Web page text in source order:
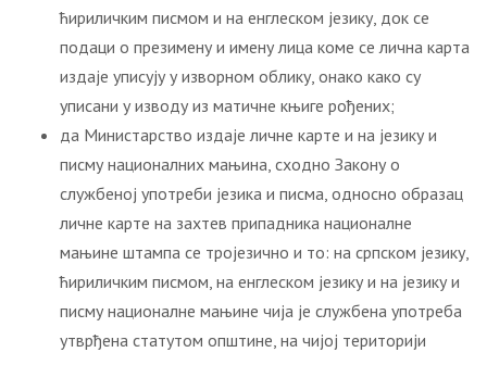
ћириличким писмом и на енглеском језику, док се
подаци о презимену и имену лица коме се лична карта
издаје уписују у изворном облику, онако како су
уписани у изводу из матичне књиге рођених;
да Министарство издаје личне карте и на језику и
писму националних мањина, сходно Закону о
службеној употреби језика и писма, односно образац
личне карте на захтев припадника националне
мањине штампа се тројезично и то: на српском језику,
ћириличким писмом, на енглеском језику и на језику и
писму националне мањине чија је службена употреба
утврђена статутом општине, на чијој територији